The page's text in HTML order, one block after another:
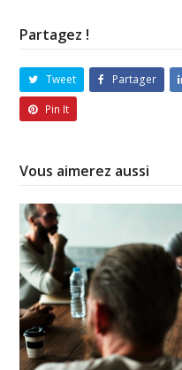
Partagez !
Tweet Partager
Pin It
Vous aimerez aussi